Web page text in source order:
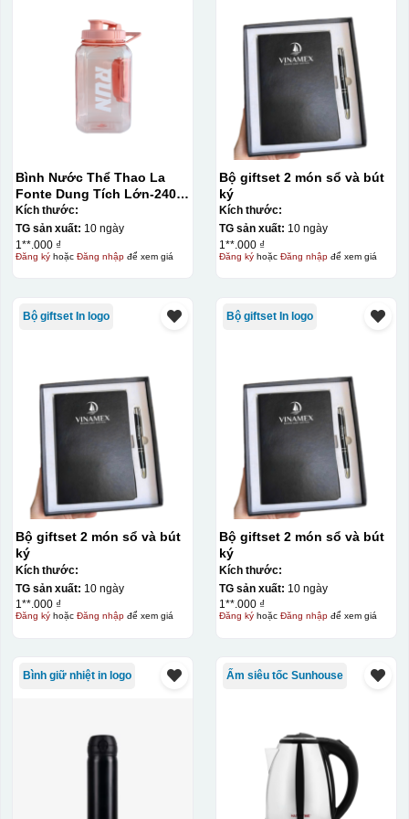
Bình Nước Thể Thao La
Fonte Dung Tích Lớn-2400
ML014892-BLU
Kích thước:
TG sản xuất: 10 ngày
1**.000 ₫
Đăng kýhoặc Đăng nhậpđể xem giá
Bộ giftset 2 món sổ và bút
ký
Kích thước:
TG sản xuất: 10 ngày
1**.000 ₫
Đăng kýhoặc Đăng nhậpđể xem giá
Bộ giftset In logo
Bộ giftset 2 món sổ và bút
ký
Kích thước:
TG sản xuất: 10 ngày
1**.000 ₫
Đăng kýhoặc Đăng nhậpđể xem giá
Bộ giftset In logo
Bộ giftset 2 món sổ và bút
ký
Kích thước:
TG sản xuất: 10 ngày
1**.000 ₫
Đăng kýhoặc Đăng nhậpđể xem giá
Bình giữ nhiệt in logo Ấm siêu tốc Sunhouse